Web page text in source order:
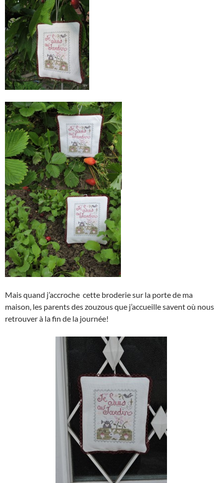
Mais quand j’accroche cette broderie sur la porte de ma
maison, les parents des zouzous que j’accueille savent où nous
retrouver à la fin de la journée!